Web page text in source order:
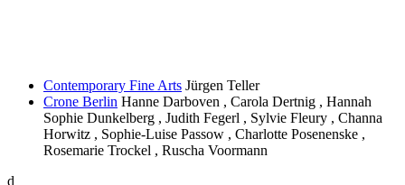
Contemporary Fine Arts Jürgen Teller
Crone Berlin Hanne Darboven , Carola Dertnig , Hannah
Sophie Dunkelberg , Judith Fegerl , Sylvie Fleury , Channa
Horwitz , Sophie-Luise Passow , Charlotte Posenenske ,
Rosemarie Trockel , Ruscha Voormann
d